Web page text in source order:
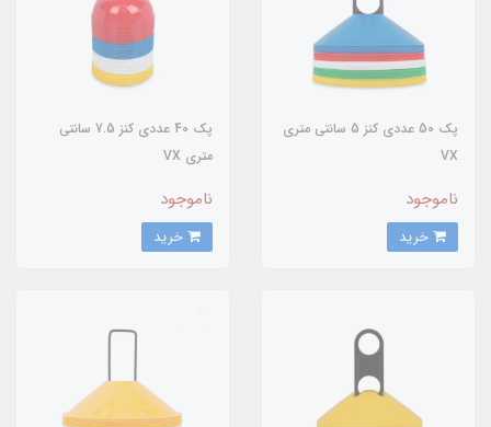
پک 50 عددی کنز 5 سانتی متری
VX
ناموجود
پک 40 عددی کنز 7.5 سانتی
متری VX
ناموجود